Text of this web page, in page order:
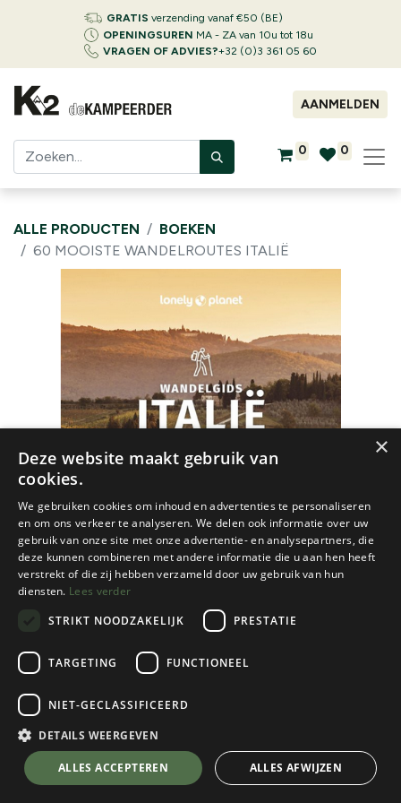
GRATIS verzending vanaf €50 (BE)
OPENINGSUREN MA - ZA van 10u tot 18u
VRAGEN OF ADVIES?+32 (0)3 361 05 60
AANMELDEN
0 0
ALLE PRODUCTEN
BOEKEN
60 MOOISTE WANDELROUTES ITALIË
Lonely Planet
60 Mooiste Wandelroutes Italië
€
24,95
💬 Stel je vraag over dit product via WhatsApp
×
Deze website maakt gebruik van
cookies.
We gebruiken cookies om inhoud en advertenties te personaliseren
en om ons verkeer te analyseren. We delen ook informatie over uw
gebruik van onze site met onze advertentie- en analysepartners, die
deze kunnen combineren met andere informatie die u aan hen heeft
verstrekt of die zij hebben verzameld door uw gebruik van hun
diensten. Lees verder
STRIKT NOODZAKELIJK
PRESTATIE
TARGETING FUNCTIONEEL
NIET-GECLASSIFICEERD
DETAILS WEERGEVEN
ALLES ACCEPTEREN ALLES AFWIJZEN